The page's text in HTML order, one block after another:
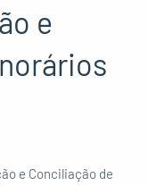
e
e Conciliação de